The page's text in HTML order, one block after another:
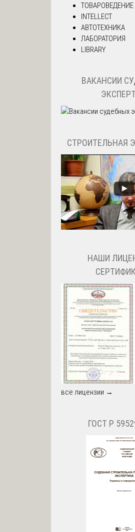
ТОВАРОВЕДЕНИЕ
INTELLECT
АВТОТЕХНИКА
ЛАБОРАТОРИЯ
LIBRARY
ВАКАНСИИ
СТРОИТЕЛЬНАЯ
НАШИ
все лицензии →
ГОСТ Р